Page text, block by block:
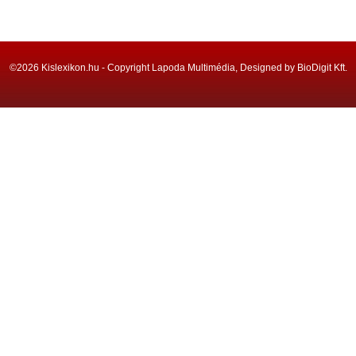
©2026 Kislexikon.hu - Copyright Lapoda Multimédia, Designed by BioDigit Kft.